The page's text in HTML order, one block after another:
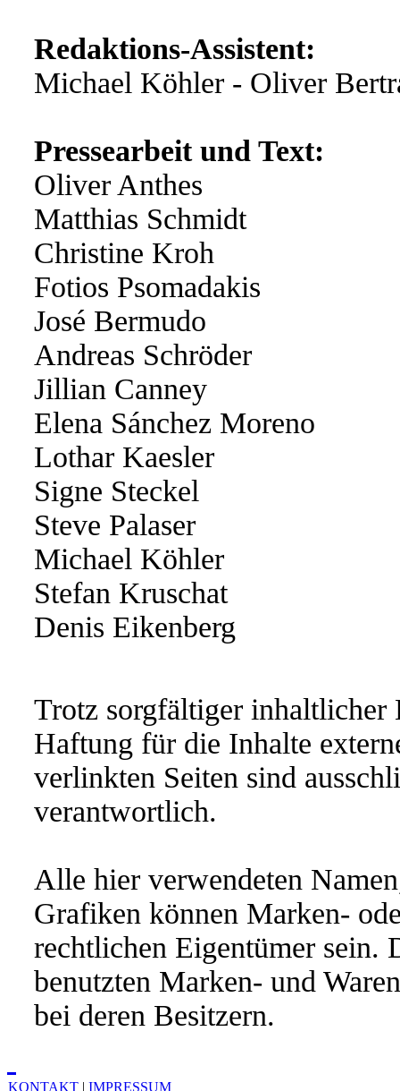
Redaktions-Assistent:
Michael Köhler - Oliver
Pressearbeit und Text:
Oliver Anthes
Matthias Schmidt
Christine Kroh
Fotios Psomadakis
José Bermudo
Andreas Schröder
Jillian Canney
Elena Sánchez Moreno
Lothar Kaesler
Signe Steckel
Steve Palaser
Michael Köhler
Stefan Kruschat
Denis Eikenberg
Trotz sorgfältiger
Haftung für die Inhalte
verlinkten Seiten sind
verantwortlich.
Alle hier verwendeten
Grafiken können Marken-
rechtlichen Eigentümer sein.
benutzten Marken- und
bei deren Besitzern.
KONTAKT | IMPRESSUM